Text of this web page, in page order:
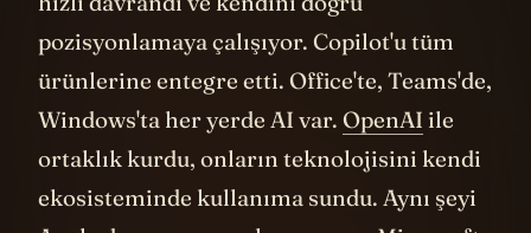
hızlı davrandı ve kendini doğru
pozisyonlamaya çalışıyor. Copilot'u tüm
ürünlerine entegre etti. Office'te, Teams'de,
Windows'ta her yerde AI var.OpenAI ile
ortaklık kurdu, onların teknolojisini kendi